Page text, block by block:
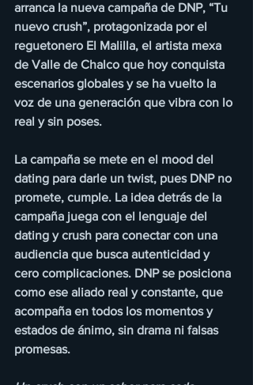
arranca la nueva campaña de DNP, “Tu
nuevo crush”, protagonizada por el
reguetonero El Malilla, el artista mexa
de Valle de Chalco que hoy conquista
escenarios globales y se ha vuelto la
voz de una generación que vibra con lo
real y sin poses.
La campaña se mete en el mood del
dating para darle un twist, pues DNP no
promete, cumple. La idea detrás de la
campaña juega con el lenguaje del
dating y crush para conectar con una
audiencia que busca autenticidad y
cero complicaciones. DNP se posiciona
como ese aliado real y constante, que
acompaña en todos los momentos y
estados de ánimo, sin drama ni falsas
promesas.